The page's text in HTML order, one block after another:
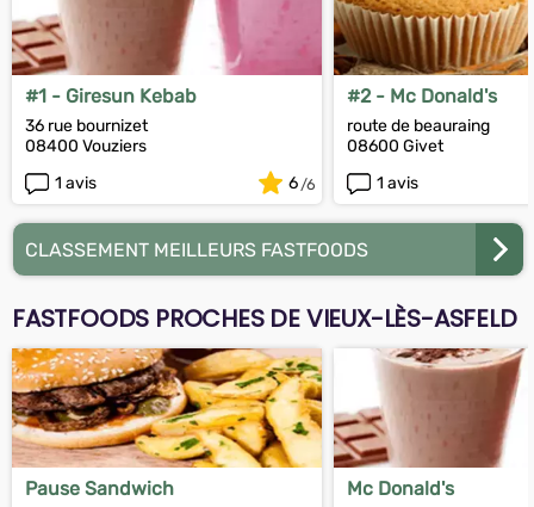
#1 - Giresun Kebab
36 rue bournizet
08400 Vouziers
1 avis
6
#2 - Mc Donald's
route de beauraing
08600 Givet
1 avis
CLASSEMENT MEILLEURS FASTFOODS
FASTFOODS PROCHES DE VIEUX-LÈS-ASFELD
Pause Sandwich Mc Donald's